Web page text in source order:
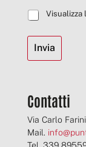
C
s
l
d
i
S
p
u
Visualizza
Invia
Contatti
Via Carlo
Mail.
Tel. 339